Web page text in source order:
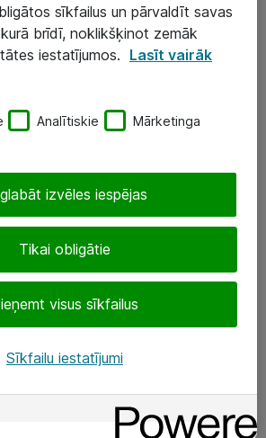
50
sīkfailus un pārvaldīt savas
brīdī, noklikšķinot zemāk
iestatījumos. Lasīt vairāk
Analītiskie Mārketinga
Tikai obligātie
visus sīkfailus
izvēles iespējas
Sīkfailu iestatījumi